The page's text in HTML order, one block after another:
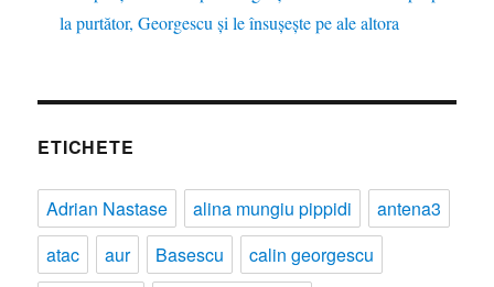
la purtător, Georgescu și le însușește pe ale altora
ETICHETE
Adrian Nastase alina mungiu pippidi
antena3
atac
aur Basescu
calin georgescu